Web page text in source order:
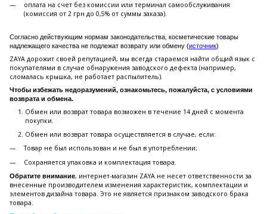
оплата на счет без комиссии или терминал самообслуживания
(комиссия от 2 грн до 0,5% от суммы заказа).
Согласно действующим нормам законодательства, косметические товары
надлежащего качества не подлежат возврату или обмену (источник)
ZAYA дорожит своей репутацией, мы всегда стараемся найти общий язык с
покупателями в случае обнаружения заводского дефекта (например,
сломалась крышка, не работает распылитель).
Чтобы избежать недоразумений, ознакомьтесь, пожалуйста, с условиями
возврата и обмена.
Обмен или возврат товара возможен в течение 14 дней с момента
покупки.
Обмен или возврат товара осуществляется в случае, если:
Товар не был использован и не был в употреблении;
Сохраняется упаковка и комплектация товара.
Обратите внимание, интернет-магазин ZAYA не несет ответственности за
внесенные производителем изменения характеристик, комплектации и
элементов дизайна товара. Это не является признаком заводского брака
товара.